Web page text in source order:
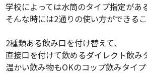
学校によっては水筒のタイプ指定があ
そんな時には2通りの使い方ができる
2種類ある飲み口を付け替えて、
直接口を付けて飲めるダイレクト飲み
温かい飲み物もOKのコップ飲みタイプ